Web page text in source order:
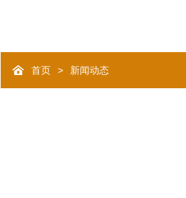
首页 > 新闻动态